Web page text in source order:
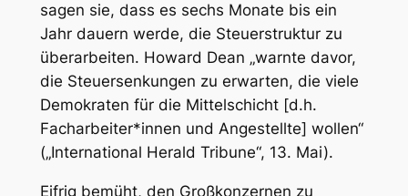
sagen sie, dass es sechs Monate bis ein
Jahr dauern werde, die Steuerstruktur zu
überarbeiten. Howard Dean „warnte davor,
die Steuersenkungen zu erwarten, die viele
Demokraten für die Mittelschicht [d.h.
Facharbeiter*innen und Angestellte] wollen“
(„International Herald Tribune“, 13. Mai).
Eifrig bemüht, den Großkonzernen zu